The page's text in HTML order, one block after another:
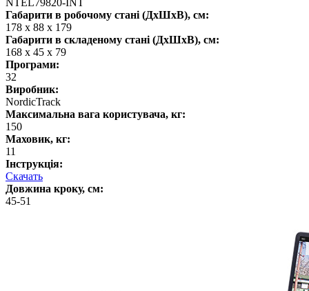
Габарити в робочому стані (ДхШхВ), см:
178 х 88 х 179
Габарити в складеному стані (ДхШхВ), см:
168 х 45 х 79
Програми:
32
Виробник:
NordicTrack
Максимальна вага користувача, кг:
150
Маховик, кг:
11
Інструкція:
Скачать
Довжина кроку, см:
45-51